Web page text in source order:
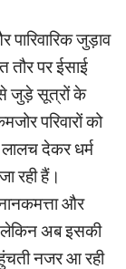
पारिवारिक जुड़ाव
तौर पर ईसाई
से जुड़े सूत्रों के
परिवारों को
देकर धर्म
रही हैं।
और
लेकिन अब इसकी
नजर आ रही